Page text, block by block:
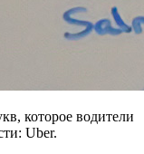
которое водители
Uber.